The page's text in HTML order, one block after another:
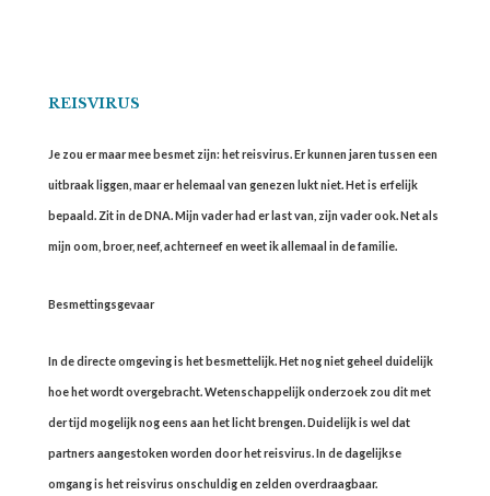
REISVIRUS
Je zou er maar mee besmet zijn: het reisvirus. Er kunnen jaren tussen een
uitbraak liggen, maar er helemaal van genezen lukt niet. Het is erfelijk
bepaald. Zit in de DNA. Mijn vader had er last van, zijn vader ook. Net als
mijn oom, broer, neef, achterneef en weet ik allemaal in de familie.
Besmettingsgevaar
In de directe omgeving is het besmettelijk. Het nog niet geheel duidelijk
hoe het wordt overgebracht. Wetenschappelijk onderzoek zou dit met
der tijd mogelijk nog eens aan het licht brengen. Duidelijk is wel dat
partners aangestoken worden door het reisvirus. In de dagelijkse
omgang is het reisvirus onschuldig en zelden overdraagbaar.